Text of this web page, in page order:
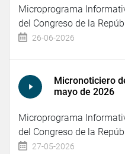
Microprograma
del Congreso de la
26-06-2026
Micronoticiero
mayo de 2026
Microprograma
del Congreso de la
27-05-2026